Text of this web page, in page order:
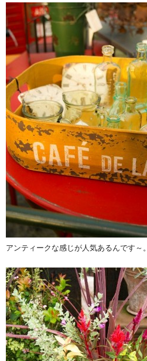
アンティークな感じが人気あるんです～。